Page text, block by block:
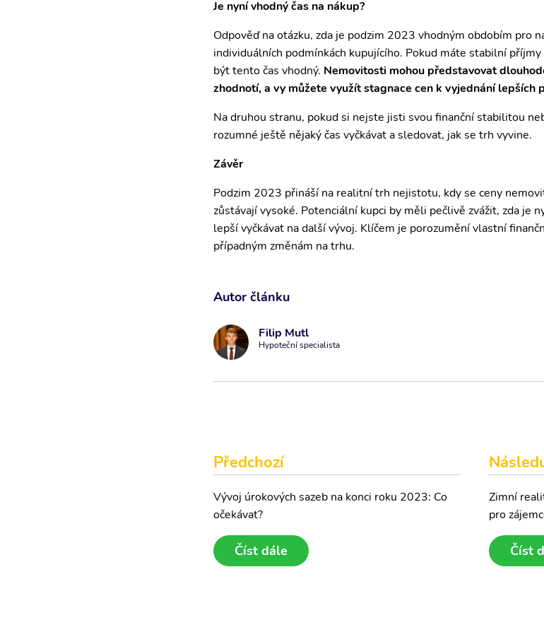
Je nyní vhodný čas na nákup?
Odpověď na otázku, zda je podzim 2023 vhodným obdobím pro
individuálních podmínkách kupujícího. Pokud máte stabilní
být tento čas vhodný. Nemovitosti mohou představovat
zhodnotí, a vy můžete využít stagnace cen k vyjednání lepších
Na druhou stranu, pokud si nejste jisti svou finanční stabilitou
rozumné ještě nějaký čas vyčkávat a sledovat, jak se trh vyvine.
Závěr
Podzim 2023 přináší na realitní trh nejistotu, kdy se ceny
zůstávají vysoké. Potenciální kupci by měli pečlivě zvážit, zda je
lepší vyčkávat na další vývoj. Klíčem je porozumění vlastní
případným změnám na trhu.
Autor článku
Filip Mutl
Hypoteční specialista
Předchozí
Vývoj úrokových sazeb na konci roku 2023: Co
očekávat?
Číst dále
Zimní
pro
Číst